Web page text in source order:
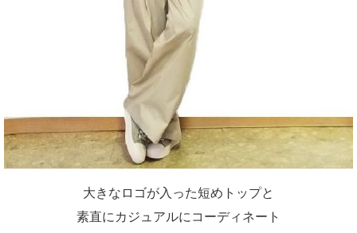
大きなロゴが入った短めトップと
素直にカジュアルにコーディネート